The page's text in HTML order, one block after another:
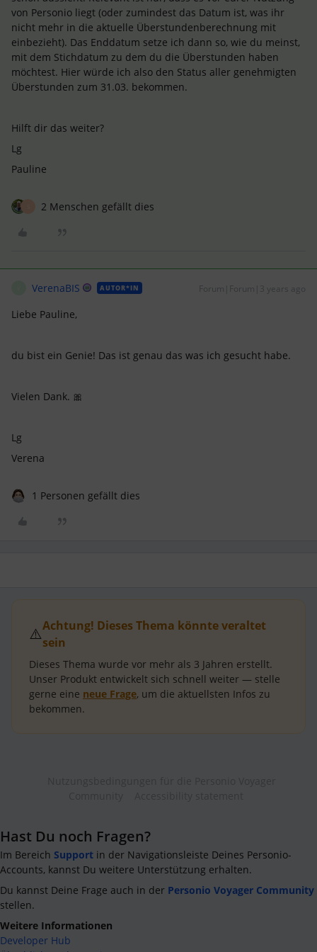
von Personio liegt (oder zumindest das Datum ist, was ihr
nicht mehr in die aktuelle Überstundenberechnung mit
einbezieht). Das Enddatum setze ich dann so, wie du meinst,
mit dem Stichdatum zu dem du die Überstunden haben
möchtest. Hier würde ich also den Status aller genehmigten
Überstunden zum 31.03. bekommen.
Hilft dir das weiter?
Lg
Pauline
2 Menschen gefällt dies
VerenaBIS AUTOR*IN Forum|Forum|3 years ago
Liebe Pauline,
du bist ein Genie! Das ist genau das was ich gesucht habe.
Vielen Dank. 🎀
Lg
Verena
1 Personen gefällt dies
⚠️Achtung! Dieses Thema könnte veraltet
sein
Dieses Thema wurde vor mehr als 3 Jahren erstellt.
Unser Produkt entwickelt sich schnell weiter — stelle
gerne eine neue Frage, um die aktuellsten Infos zu
bekommen.
Hast Du noch Fragen?
Im Bereich Support in der Navigationsleiste Deines Personio-
Accounts, kannst Du weitere Unterstützung erhalten.
Du kannst Deine Frage auch in der Personio Voyager Community
stellen.
Weitere Informationen
Developer Hub